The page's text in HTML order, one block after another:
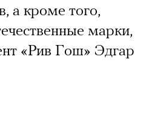
а кроме того,
марки,
«Рив Гош» Эдгар